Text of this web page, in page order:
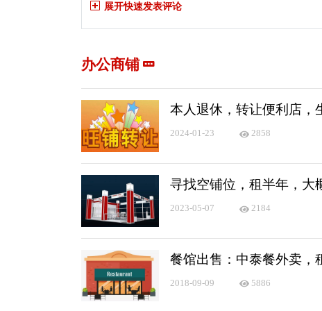
展开快速发表评论
办公商铺
本人退休，转让便利店，
2024-01-23 2858
寻找空铺位，租半年，大
2023-05-07 2184
餐馆出售：中泰餐外卖，
2018-09-09 5886